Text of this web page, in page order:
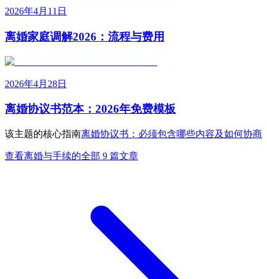
2026年4月11日
离婚家庭调解2026：流程与费用
2026年4月28日
离婚协议书范本：2026年免费模板
该主题的核心指南离婚协议书：必须包含哪些内容及如何协商
查看离婚与手续的全部 9 篇文章